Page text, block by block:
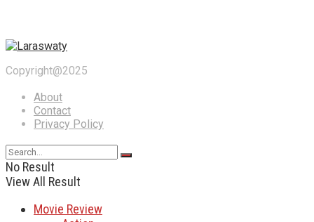
Copyright@2025
About
Contact
Privacy Policy
No Result
View All Result
Movie Review